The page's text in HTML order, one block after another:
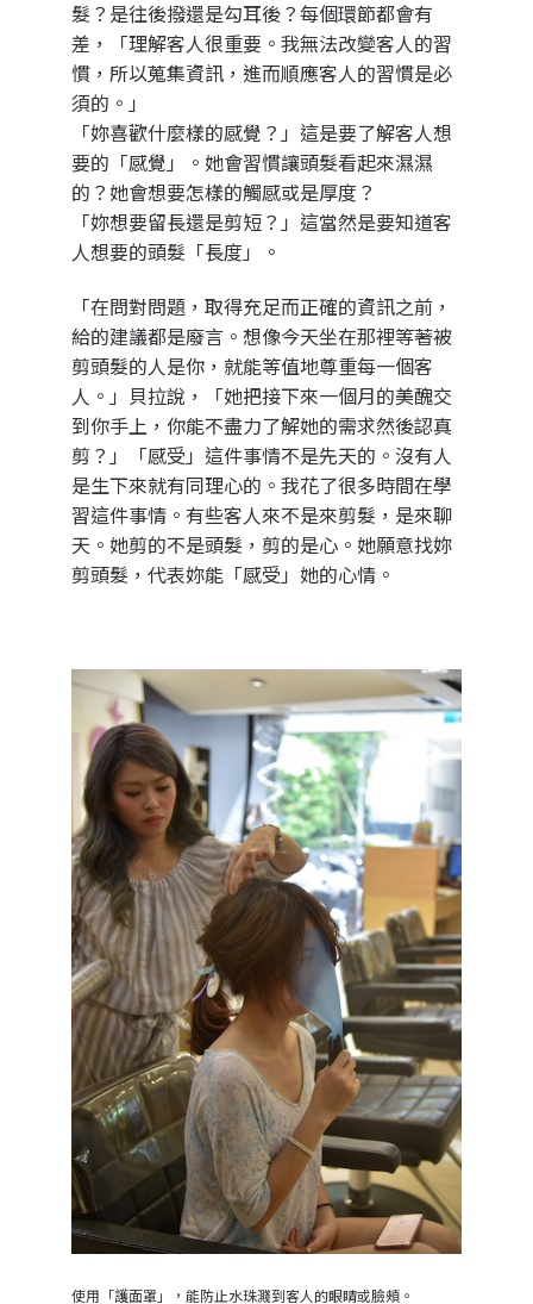
髮？是往後撥還是勾耳後？每個環節都會有
差，「理解客人很重要。我無法改變客人的習
慣，所以蒐集資訊，進而順應客人的習慣是必
須的。」
「妳喜歡什麼樣的感覺？」這是要了解客人想
要的「感覺」。她會習慣讓頭髮看起來濕濕
的？她會想要怎樣的觸感或是厚度？
「妳想要留長還是剪短？」這當然是要知道客
人想要的頭髮「長度」。
「在問對問題，取得充足而正確的資訊之前，
給的建議都是廢言。想像今天坐在那裡等著被
剪頭髮的人是你，就能等值地尊重每一個客
人。」貝拉說，「她把接下來一個月的美醜交
到你手上，你能不盡力了解她的需求然後認真
剪？」
「感受」這件事情不是先天的。沒有人
是生下來就有同理心的。我花了很多時間在學
習這件事情。有些客人來不是來剪髮，是來聊
天。她剪的不是頭髮，剪的是心。她願意找妳
剪頭髮，代表妳能「感受」她的心情。
使用「護面罩」，能防止水珠濺到客人的眼睛或臉頰。